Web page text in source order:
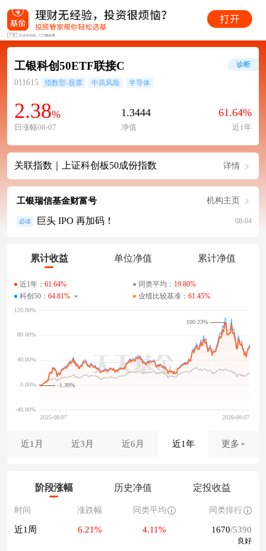
工银科创50ETF联接C
011615 指数型-股票 中高风险 半导体
2.38%
日涨幅08-07
1.3444
净值
61.64%
近1年
诊断
关联指数｜上证科创板50成份指数 详情
工银瑞信基金财富号 机构主页
必读 巨头 IPO 再加码！ 08-04
累计收益 单位净值 累计净值
近1年： 61.64% 同类平均： 19.80%
科创50： 64.81% 业绩比较基准： 61.45%
-1.30%
100.23%
近1月 近3月 近6月 近1年 更多
阶段涨幅 历史净值 定投收益
时间 涨跌幅 同类平均 同类排行
近1周 6.21% 4.11% 1670/5390
良好